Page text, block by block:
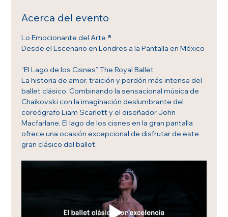
Acerca del evento
Lo Emocionante del Arte ®
Desde el Escenario en Londres a la Pantalla en México
“El Lago de los Cisnes” The Royal Ballet
La historia de amor, traición y perdón más intensa del
ballet clásico. Combinando la sensacional música de
Chaikovski con la imaginación deslumbrante del
coreógrafo Liam Scarlett y el diseñador John
Macfarlane, El lago de los cisnes en la gran pantalla
ofrece una ocasión excepcional de disfrutar de este
gran clásico del ballet.